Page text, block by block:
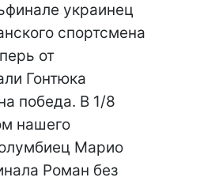
украинец
спортсмена
от
Гонтюка
победа. В 1/8
нашего
Марио
Роман без